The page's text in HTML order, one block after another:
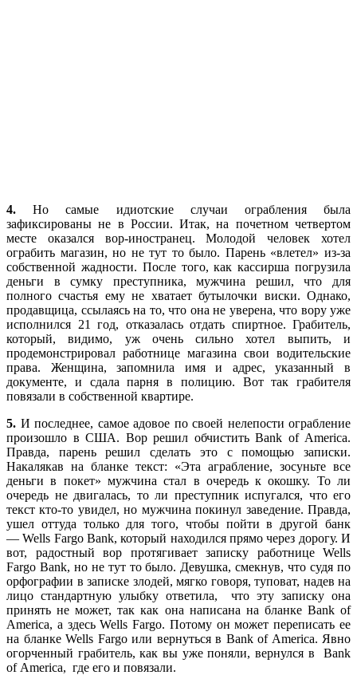
4. Но самые идиотские случаи ограбления была
зафиксированы не в России. Итак, на почетном четвертом
месте оказался вор-иностранец. Молодой человек хотел
ограбить магазин, но не тут то было. Парень «влетел» из-за
собственной жадности. После того, как кассирша погрузила
деньги в сумку преступника, мужчина решил, что для
полного счастья ему не хватает бутылочки виски. Однако,
продавщица, ссылаясь на то, что она не уверена, что вору уже
исполнился 21 год, отказалась отдать спиртное. Грабитель,
который, видимо, уж очень сильно хотел выпить, и
продемонстрировал работнице магазина свои водительские
права. Женщина, запомнила имя и адрес, указанный в
документе, и сдала парня в полицию. Вот так грабителя
повязали в собственной квартире.
5. И последнее, самое адовое по своей нелепости ограбление
произошло в США. Вор решил обчистить Bank of America.
Правда, парень решил сделать это с помощью записки.
Накалякав на бланке текст: «Эта аграбление, зосуньте все
деньги в покет» мужчина стал в очередь к окошку. То ли
очередь не двигалась, то ли преступник испугался, что его
текст кто-то увидел, но мужчина покинул заведение. Правда,
ушел оттуда только для того, чтобы пойти в другой банк
— Wells Fargo Bank, который находился прямо через дорогу. И
вот, радостный вор протягивает записку работнице Wells
Fargo Bank, но не тут то было. Девушка, смекнув, что судя по
орфографии в записке злодей, мягко говоря, туповат, надев на
лицо стандартную улыбку ответила, что эту записку она
принять не может, так как она написана на бланке Bank of
America, а здесь Wells Fargo. Потому он может переписать ее
на бланке Wells Fargo или вернуться в Bank of America. Явно
огорченный грабитель, как вы уже поняли, вернулся в Bank
of America, где его и повязали.